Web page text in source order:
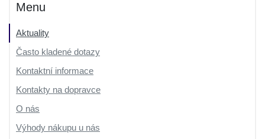
Menu
Aktuality
Často kladené dotazy
Kontaktní informace
Kontakty na dopravce
O nás
Výhody nákupu u nás